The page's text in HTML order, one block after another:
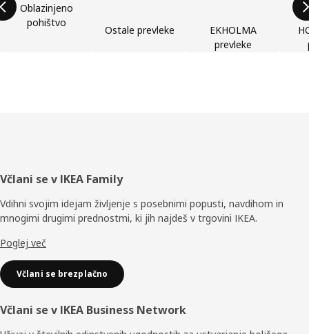
Oblazinjeno
pohištvo
Ostale prevleke
EKHOLMA
prevleke
Noga
Včlani se v IKEA Family
Vdihni svojim idejam življenje s posebnimi popusti, navdihom in
mnogimi drugimi prednostmi, ki jih najdeš v trgovini IKEA.
Poglej več
Včlani se brezplačno
Včlani se v IKEA Business Network